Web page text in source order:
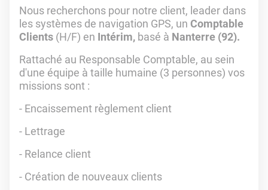
Nous recherchons pour notre client, leader dans
les systèmes de navigation GPS, un Comptable
Clients (H/F) en Intérim, basé à Nanterre (92).
Rattaché au Responsable Comptable, au sein
d'une équipe à taille humaine (3 personnes) vos
missions sont :
- Encaissement règlement client
- Lettrage
- Relance client
- Création de nouveaux clients